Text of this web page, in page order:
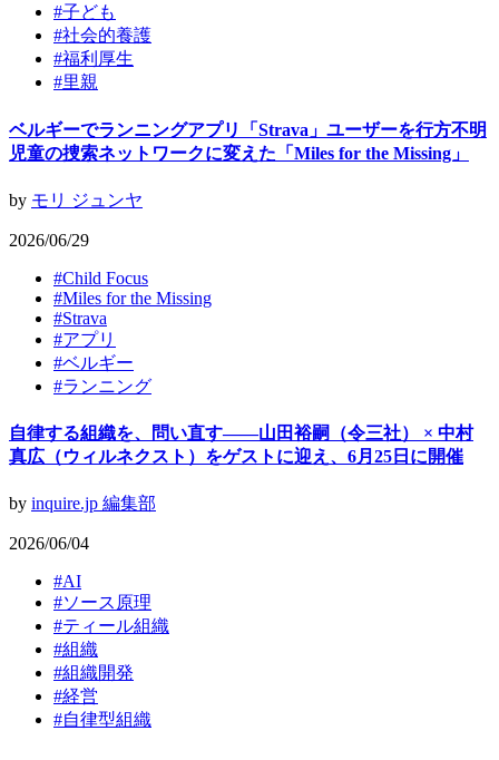
#子ども
#社会的養護
#福利厚生
#里親
ベルギーでランニングアプリ「Strava」ユーザーを行方不明
児童の捜索ネットワークに変えた「Miles for the Missing」
by モリ ジュンヤ
2026/06/29
#Child Focus
#Miles for the Missing
#Strava
#アプリ
#ベルギー
#ランニング
自律する組織を、問い直す——山田裕嗣（令三社） × 中村
真広（ウィルネクスト）をゲストに迎え、6月25日に開催
by inquire.jp 編集部
2026/06/04
#AI
#ソース原理
#ティール組織
#組織
#組織開発
#経営
#​自律型組織